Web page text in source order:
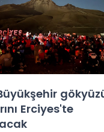
Erciyes'te